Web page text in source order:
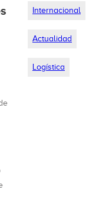
Internacional
Actualidad
Logística